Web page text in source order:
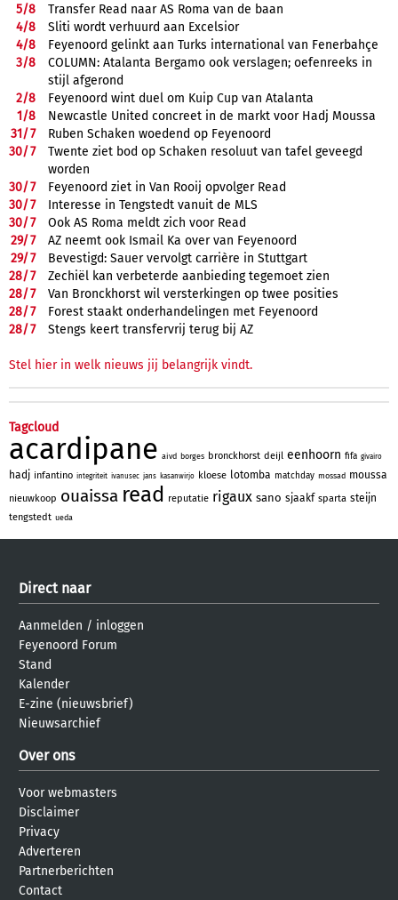
5/8
Transfer Read naar AS Roma van de baan
4/8
Sliti wordt verhuurd aan Excelsior
4/8
Feyenoord gelinkt aan Turks international van Fenerbahçe
3/8
COLUMN: Atalanta Bergamo ook verslagen; oefenreeks in
stijl afgerond
2/8
Feyenoord wint duel om Kuip Cup van Atalanta
1/8
Newcastle United concreet in de markt voor Hadj Moussa
31/7
Ruben Schaken woedend op Feyenoord
30/7
Twente ziet bod op Schaken resoluut van tafel geveegd
worden
30/7
Feyenoord ziet in Van Rooij opvolger Read
30/7
Interesse in Tengstedt vanuit de MLS
30/7
Ook AS Roma meldt zich voor Read
29/7
AZ neemt ook Ismail Ka over van Feyenoord
29/7
Bevestigd: Sauer vervolgt carrière in Stuttgart
28/7
Zechiël kan verbeterde aanbieding tegemoet zien
28/7
Van Bronckhorst wil versterkingen op twee posities
28/7
Forest staakt onderhandelingen met Feyenoord
28/7 Stengs keert transfervrij terug bij AZ
Stel hier in welk nieuws jij belangrijk vindt.
Tagcloud
acardipane aivd borges bronckhorst deijl eenhoorn fifa givairo
hadj infantino integriteit ivanusec jans kasanwirjo kloese lotomba matchday mossad moussa
nieuwkoop ouaissa read reputatie rigaux sano sjaakf sparta steijn
tengstedt ueda
Direct naar
Aanmelden / inloggen
Feyenoord Forum
Stand
Kalender
E-zine (nieuwsbrief)
Nieuwsarchief
Over ons
Voor webmasters
Disclaimer
Privacy
Adverteren
Partnerberichten
Contact